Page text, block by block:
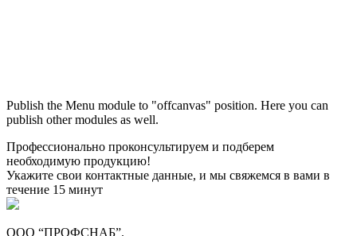
Publish the Menu module to "offcanvas" position. Here you can
publish other modules as well.
М ● консультант ПРОФСНАБ
Профессионально проконсультируем и подберем
необходимую продукцию!
Укажите свои контактные данные, и мы свяжемся в вами в
течение 15 минут
ООО “ПРОФСНАБ”.